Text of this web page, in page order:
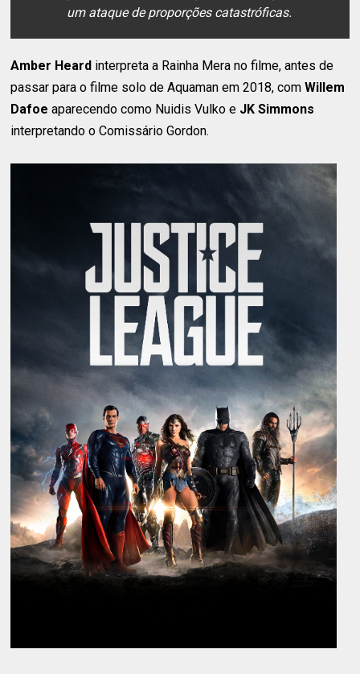
um ataque de proporções catastróficas.
Amber Heard interpreta a Rainha Mera no filme, antes de
passar para o filme solo de Aquaman em 2018, comWillem
Dafoe aparecendo como Nuidis Vulko e JK Simmons
interpretando o Comissário Gordon.